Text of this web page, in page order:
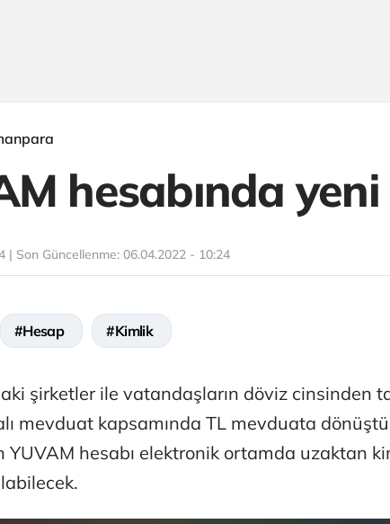
hesabında
| Son Güncellenme: 06.04.2022 - 10:24
#Hesap #Kimlik
şirketler ile vatandaşların döviz cinsinden
mevduat kapsamında TL mevduata
YUVAM hesabı elektronik ortamda uzaktan